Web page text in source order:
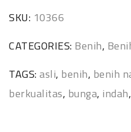
SKU: 10366
CATEGORIES: Benih,
TAGS:asli, benih, benih
berkualitas, bunga, indah,